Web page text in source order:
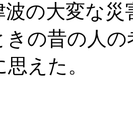
波の大変な
きの昔の人
えた。